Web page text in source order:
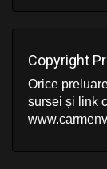
Copyright
Orice
sursei și link